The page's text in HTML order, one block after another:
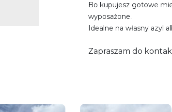
Bo kupujesz gotowe
wyposażone.
Idealne na własny azyl
Zapraszam do